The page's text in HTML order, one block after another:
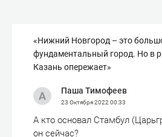
«Нижний Новгород – это
фундаментальный город. Но в
Казань опережает»
Паша Тимофеев
23 Октября 2022 00:33
А кто основал Стамбул
он сейчас?